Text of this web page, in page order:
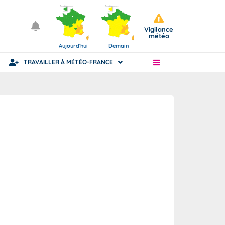
Aujourd'hui Demain
Vigilance
météo
TRAVAILLER À MÉTÉO-FRANCE